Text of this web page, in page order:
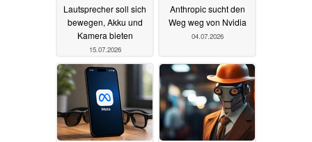
Lautsprecher soll sich
bewegen, Akku und
Kamera bieten
15.07.2026
Anthropic sucht den
Weg weg von Nvidia
04.07.2026